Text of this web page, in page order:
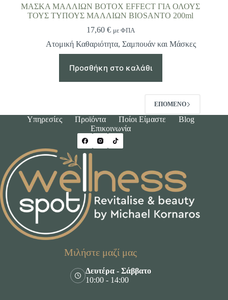
ΜΑΣΚΑ ΜΑΛΛΙΩΝ BOTOX EFFECT ΓΙΑ ΟΛΟΥΣ
ΤΟΥΣ ΤΥΠΟΥΣ ΜΑΛΛΙΩΝ BIOSANTO 200ml
17,60 € με ΦΠΑ
Ατομική Καθαριότητα, Σαμπουάν και Μάσκες
Προσθήκη στο καλάθι
ΕΠΌΜΕΝΟ
Υπηρεσίες Προϊόντα Ποίοι Είμαστε
Blog
Επικοινωνία
Μιλήστε μαζί μας
Δευτέρα - Σάββατο
10:00 - 14:00